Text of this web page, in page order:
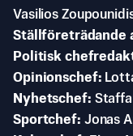
Vasilios
Ställföreträdande
Politisk
Opinionschef
Nyhetschef
Sportchef Jonas